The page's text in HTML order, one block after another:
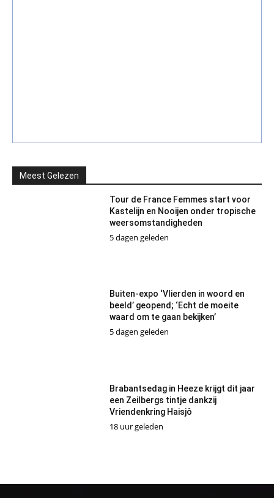
Meest Gelezen
Tour de France Femmes start voor
Kastelijn en Nooijen onder tropische
weersomstandigheden
5 dagen geleden
Buiten-expo ‘Vlierden in woord en
beeld’ geopend; ‘Echt de moeite
waard om te gaan bekijken’
5 dagen geleden
Brabantsedag in Heeze krijgt dit jaar
een Zeilbergs tintje dankzij
Vriendenkring Haisjô
18 uur geleden